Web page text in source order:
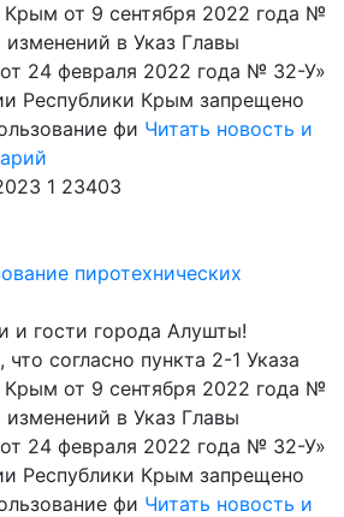
Крым от 9 сентября 2022 года №
в Указ Главы
24 февраля 2022 года № 32-У»
Республики Крым запрещено
фи Читать новость и
1 23403
пиротехнических
и гости города Алушты!
согласно пункта 2-1 Указа
Крым от 9 сентября 2022 года №
в Указ Главы
24 февраля 2022 года № 32-У»
Республики Крым запрещено
фи Читать новость и